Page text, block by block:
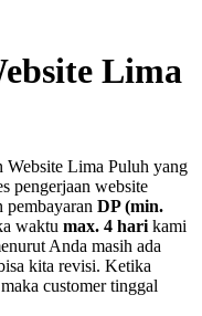
Lima
Website Lima Puluh yang
pengerjaan website
pembayaran DP (min.
waktu max. 4 hari kami
Anda masih ada
kita revisi. Ketika
customer tinggal